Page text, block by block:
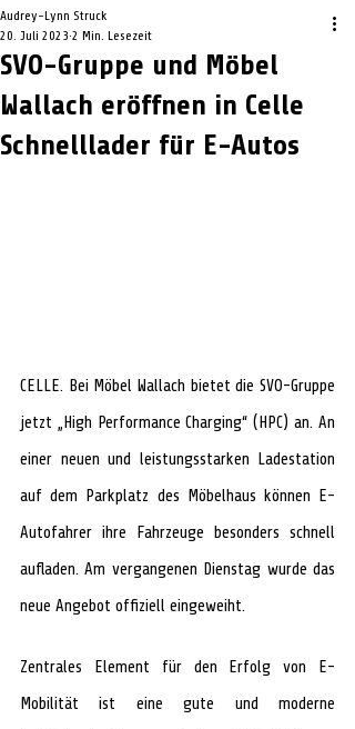
SVO-Gruppe und Möbel
Wallach eröffnen in Celle
Schnelllader für E-Autos
Audrey-Lynn Struck
20. Juli 2023 2 Min. Lesezeit
CELLE. Bei Möbel Wallach bietet die SVO-Gruppe
jetzt „High Performance Charging“ (HPC) an. An
einer neuen und leistungsstarken Ladestation
auf dem Parkplatz des Möbelhaus können E-
Autofahrer ihre Fahrzeuge besonders schnell
aufladen. Am vergangenen Dienstag wurde das
neue Angebot offiziell eingeweiht.
Zentrales Element für den Erfolg von E-
Mobilität ist eine gute und moderne